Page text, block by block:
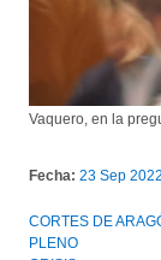
Vaquero, en la
Fecha: 23 Sep 2022
CORTES DE
PLENO